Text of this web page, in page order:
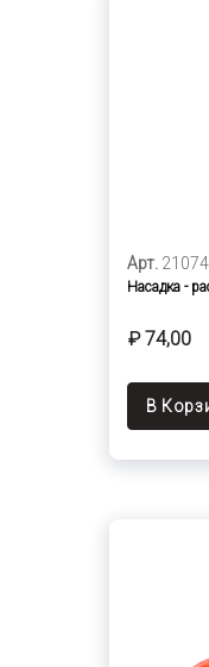
Арт.
Насадка -
₽ 74,00
В